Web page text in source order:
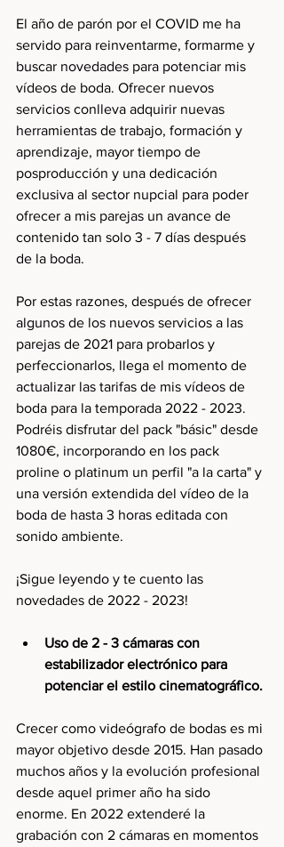
El año de parón por el COVID me ha
servido para reinventarme, formarme y
buscar novedades para potenciar mis
vídeos de boda. Ofrecer nuevos
servicios conlleva adquirir nuevas
herramientas de trabajo, formación y
aprendizaje, mayor tiempo de
posproducción y una dedicación
exclusiva al sector nupcial para poder
ofrecer a mis parejas un avance de
contenido tan solo 3 - 7 días después
de la boda.
Por estas razones, después de ofrecer
algunos de los nuevos servicios a las
parejas de 2021 para probarlos y
perfeccionarlos, llega el momento de
actualizar las tarifas de mis vídeos de
boda para la temporada 2022 - 2023.
Podréis disfrutar del pack "básic" desde
1080€, incorporando en los pack
proline o platinum un perfil "a la carta" y
una versión extendida del vídeo de la
boda de hasta 3 horas editada con
sonido ambiente.
¡Sigue leyendo y te cuento las
novedades de 2022 - 2023!
Uso de 2 - 3 cámaras con
estabilizador electrónico para
potenciar el estilo cinematográfico.
Crecer como videógrafo de bodas es mi
mayor objetivo desde 2015. Han pasado
muchos años y la evolución profesional
desde aquel primer año ha sido
enorme. En 2022 extenderé la
grabación con 2 cámaras en momentos